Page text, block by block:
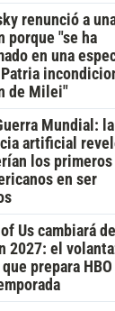
renunció a
porque "se ha
en una
de Milei"
Mundial: la
artificial
los
en ser
Us cambiará de
2027: el
prepara